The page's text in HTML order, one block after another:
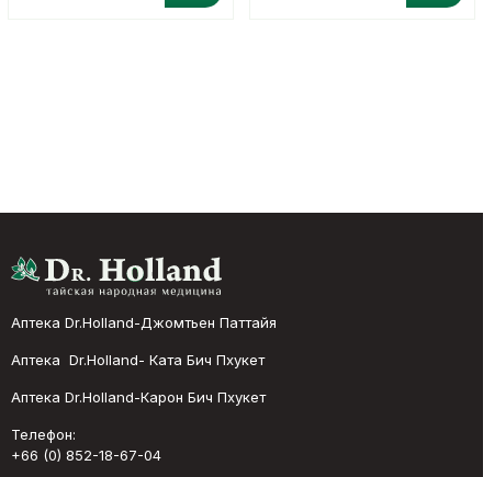
Аптека Dr.Holland-Джомтьен Паттайя
Аптека Dr.Holland- Ката Бич Пхукет
Аптека Dr.Holland-Карон Бич Пхукет
Телефон:
+66 (0) 852-18-67-04